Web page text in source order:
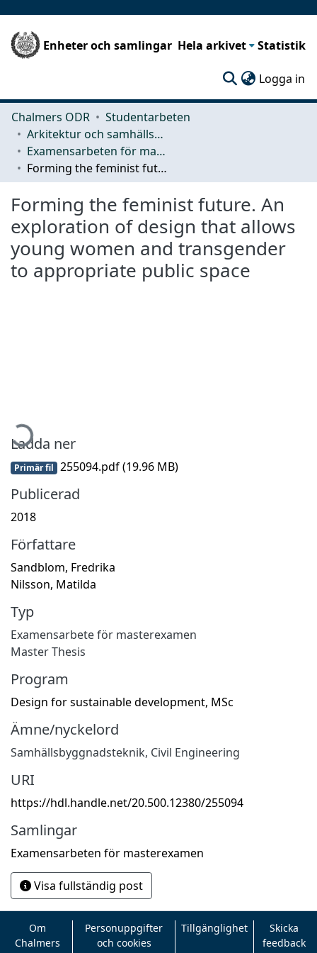
Enheter och samlingar Hela arkivet Statistik
Logga in
Chalmers ODR
Studentarbeten
Arkitektur och samhällsbyggnadsteknik (ACE)
Examensarbeten för masterexamen
Forming the feminist future. An exploration of design that allows young women and transgender to appropriate public space
Forming the feminist future. An
exploration of design that allows
young women and transgender
to appropriate public space
Ladda ner
Primär fil 255094.pdf(19.96 MB)
Publicerad
2018
Författare
Sandblom, Fredrika
Nilsson, Matilda
Typ
Examensarbete för masterexamen
Master Thesis
Program
Design for sustainable development, MSc
Ämne/nyckelord
Samhällsbyggnadsteknik, Civil Engineering
URI
https://hdl.handle.net/20.500.12380/255094
Samlingar
Examensarbeten för masterexamen
Visa fullständig post
Om
Chalmers
Personuppgifter
och cookies
Tillgänglighet
Skicka
feedback